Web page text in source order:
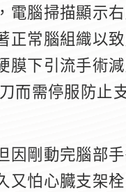
電腦掃描顯示
正常腦組織以
膜下引流手術
需停服防止
因剛動完腦部
又怕心臓支架